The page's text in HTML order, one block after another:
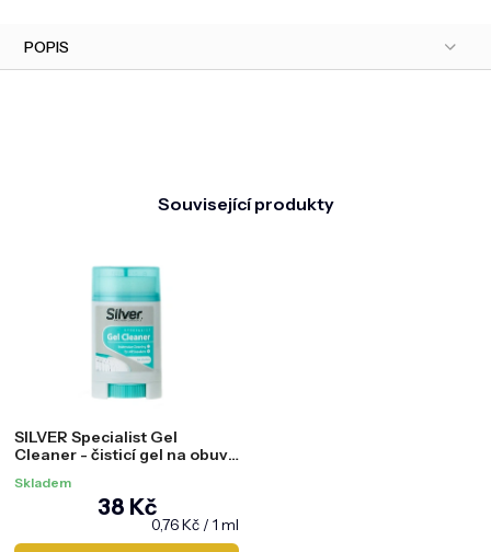
POPIS
Související produkty
SILVER Specialist Gel
Cleaner - čisticí gel na obuv,
Skladem
38 Kč
Měrná
cena:
0,76 Kč / 1 ml